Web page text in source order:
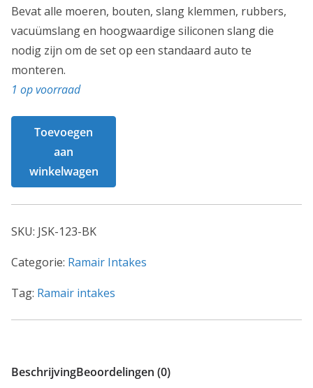
,
0
0
.
Bevat alle moeren, bouten, slang klemmen, rubbers,
vacuümslang en hoogwaardige siliconen slang die
nodig zijn om de set op een standaard auto te
monteren.
1 op voorraad
Ramair
Golf
GTI
2.0TSI
EA888-
ook
geschikt
1.8
Toevoegen
aan
winkelwagen
SKU: JSK-123-BK
Categorie: Ramair Intakes
Tag: Ramair intakes
BeschrijvingBeoordelingen (0)